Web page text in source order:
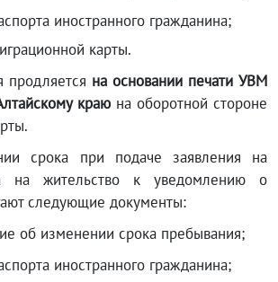
иностранного гражданина;
карты.
продляется на основании печати УВМ
краю на оборотной стороне
срока при подаче заявления на
на жительство к уведомлению о
следующие документы:
об изменении срока пребывания;
иностранного гражданина;